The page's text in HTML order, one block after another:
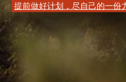
提前做好计划，尽自己的一份